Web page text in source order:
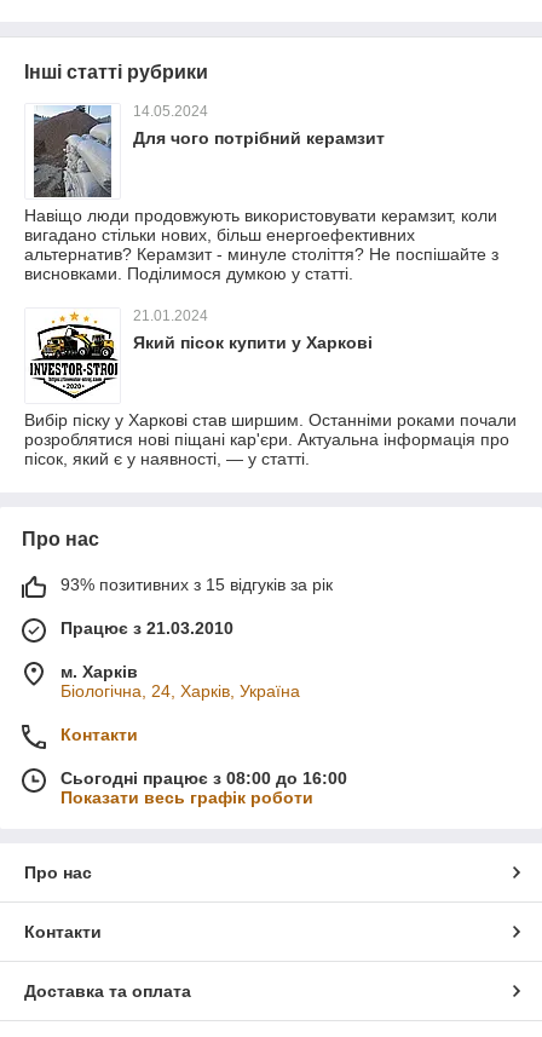
Інші статті рубрики
14.05.2024
Для чого потрібний керамзит
Навіщо люди продовжують використовувати керамзит, коли
вигадано стільки нових, більш енергоефективних
альтернатив? Керамзит - минуле століття? Не поспішайте з
висновками. Поділимося думкою у статті.
21.01.2024
Який пісок купити у Харкові
Вибір піску у Харкові став ширшим. Останніми роками почали
розроблятися нові піщані кар'єри. Актуальна інформація про
пісок, який є у наявності, — у статті.
Про нас
93% позитивних з 15 відгуків за рік
Працює з 21.03.2010
м. Харків
Біологічна, 24, Харків, Україна
Контакти
Сьогодні працює з 08:00 до 16:00
Показати весь графік роботи
Про нас
Контакти
Доставка та оплата